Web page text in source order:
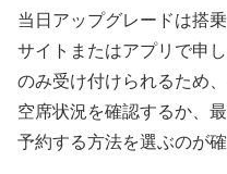
当日アップグレードは搭
サイトまたはアプリで申
のみ受け付けられるため
空席状況を確認するか、
予約する方法を選ぶのが確